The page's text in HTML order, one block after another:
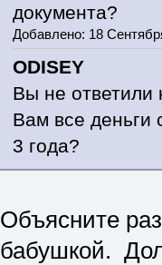
документа?
Добавлено: 18
ODISEY
Вы не ответили
Вам все деньги
3 года?
Объясните
бабушкой.